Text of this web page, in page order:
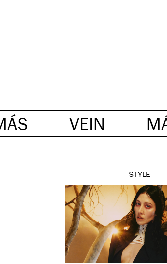
VEIN
STYLE